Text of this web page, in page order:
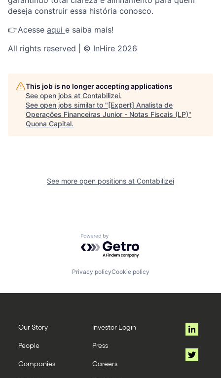
deseja construir essa história conosco.
👉Acesse aqui e saiba mais!
All rights reserved | © InHire 2026
This job is no longer accepting applications
See open jobs at Contabilizei.
See open jobs similar to "[Expert] Analista de
Operações Financeiras Junior - Notas Fiscais (LP)"
Quona Capital.
See more open positions at Contabilizei
Powered by Getro.com
Privacy policyCookie policy
Our Story
People
Companies
Investor Login
Press
Careers